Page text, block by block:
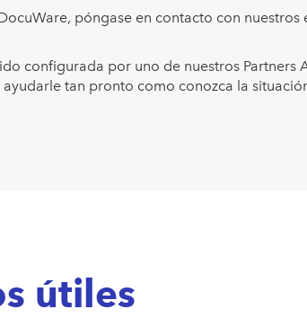
póngase en contacto con nuestros
configurada por uno de nuestros Partners
tan pronto como conozca la
útiles